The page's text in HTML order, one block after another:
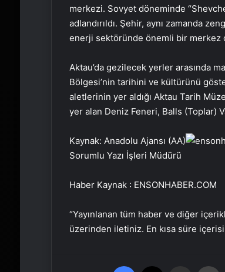
merkezi. Sovyet döneminde
adlandırıldı. Şehir, aynı zamanda
enerji sektöründe önemli bir merkez
Aktau’da gezilecek yerler arasında
Bölgesi’nin tarihini ve kültürünü
aletlerinin yer aldığı Aktau Tarih
yer alan Deniz Feneri, Balls (Toplar)
Kaynak: Anadolu Ajansı (AA)
Sorumlu Yazı İşleri Müdürü
Haber Kaynak : ENSONHABER.COM
“Yayınlanan tüm haber ve diğer
üzerinden iletiniz. En kısa süre
Facebook Email'den paylaş